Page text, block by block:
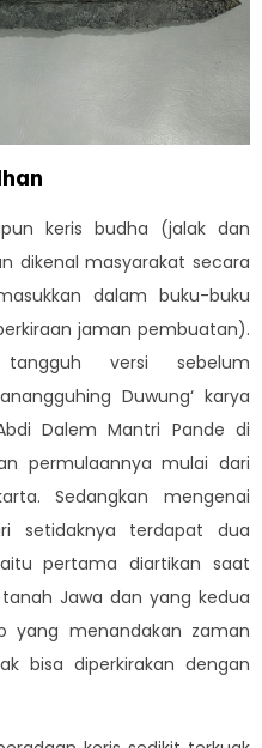
keris budha (jalak dan
dikenal masyarakat secara
dalam buku-buku
jaman pembuatan).
versi sebelum
Duwung‘ karya
Dalem Mantri Pande di
permulaannya mulai dari
Sedangkan mengenai
setidaknya terdapat dua
pertama diartikan saat
Jawa dan yang kedua
yang menandakan zaman
bisa diperkirakan dengan